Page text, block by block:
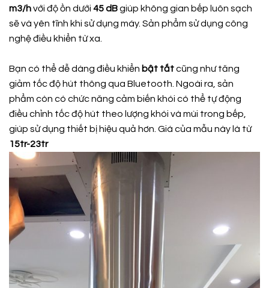
m3/hvới độ ồn dưới 45 dBgiúp không gian bếp luôn sạch
sẽ và yên tĩnh khi sử dụng máy. Sản phẩm sử dụng công
nghệ điều khiển từ xa.
Bạn có thể dễ dàng điều khiển bật tắtcũng như tăng
giảm tốc độ hút thông qua Bluetooth. Ngoài ra, sản
phẩm còn có chức năng cảm biến khói có thể tự động
điều chỉnh tốc độ hút theo lượng khói và mùi trong bếp,
giúp sử dụng thiết bị hiệu quả hơn. Giá của mẫu này là từ
15tr-23tr